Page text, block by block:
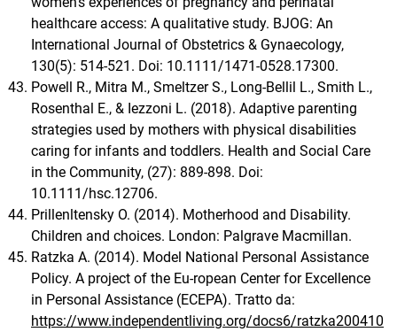
healthcare access: A qualitative study. BJOG: An
International Journal of Obstetrics & Gynaecology,
130(5): 514-521. Doi: 10.1111/1471-0528.17300.
Powell R., Mitra M., Smeltzer S., Long-Bellil L., Smith L.,
Rosenthal E., & Iezzoni L. (2018). Adaptive parenting
strategies used by mothers with physical disabilities
caring for infants and toddlers. Health and Social Care
in the Community, (27): 889-898. Doi:
10.1111/hsc.12706.
Prillenltensky O. (2014). Motherhood and Disability.
Children and choices. London: Palgrave Macmillan.
Ratzka A. (2014). Model National Personal Assistance
Policy. A project of the Eu-ropean Center for Excellence
in Personal Assistance (ECEPA). Tratto da:
https://www.independentliving.org/docs6/ratzka200410